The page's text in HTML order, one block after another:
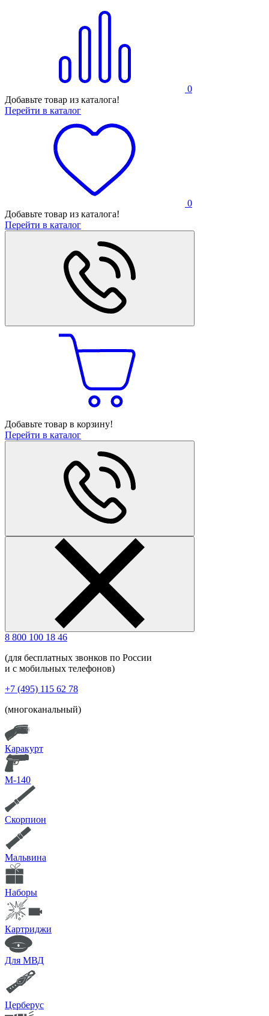
0
Добавьте товар из каталога!
Перейти в каталог
0
Добавьте товар из каталога!
Перейти в каталог
Добавьте товар в корзину!
Перейти в каталог
8 800 100 18 46
(для бесплатных звонков по России
и с мобильных телефонов)
+7 (495) 115 62 78
(многоканальный)
Каракурт
М-140
Скорпион
Мальвина
Наборы
Картриджи
Для МВД
Церберус